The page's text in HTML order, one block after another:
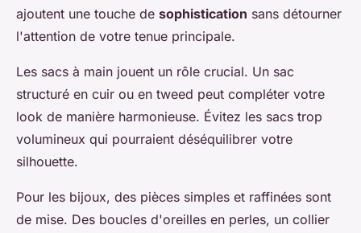
ajoutent une touche de sophistication sans détourner
l'attention de votre tenue principale.
Les sacs à main jouent un rôle crucial. Un sac
structuré en cuir ou en tweed peut compléter votre
look de manière harmonieuse. Évitez les sacs trop
volumineux qui pourraient déséquilibrer votre
silhouette.
Pour les bijoux, des pièces simples et raffinées sont
de mise. Des boucles d'oreilles en perles, un collier